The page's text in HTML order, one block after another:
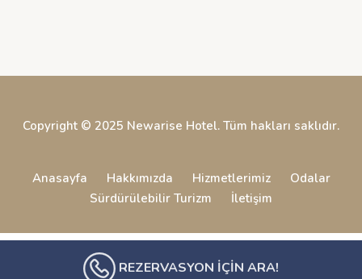
Copyright © 2025 Newarise Hotel. Tüm hakları saklıdır.
Anasayfa Hakkımızda Hizmetlerimiz
Odalar
Sürdürülebilir Turizm
İletişim
REZERVASYON İÇİN ARA!
DumanSoft
hazırlanmıştır.